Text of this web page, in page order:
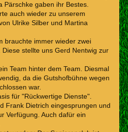
Pärschke gaben ihr Bestes.
auch wieder zu unserem
Ulrike Silber und Martina
brauchte immer wieder zwei
stellte uns Gerd Nentwig zur
Team hinter dem Team. Diesmal
da die Gutshofbühne wegen
war.
für "Rückwertige Dienste".
Frank Dietrich eingesprungen und
Verfügung. Auch dafür ein